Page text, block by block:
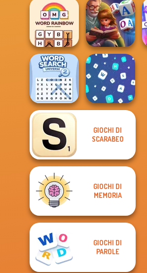
Word Hunt
Fillwords: Find
All the Words
OMG Word
Rainbow
Word Scramble:
Family Tales
Word Search
Universe 2
GIOCHI DI
SCARABEO
GIOCHI DI
MEMORIA
GIOCHI DI
PAROLE